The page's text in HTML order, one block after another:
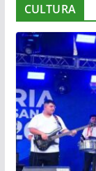
CULTURA